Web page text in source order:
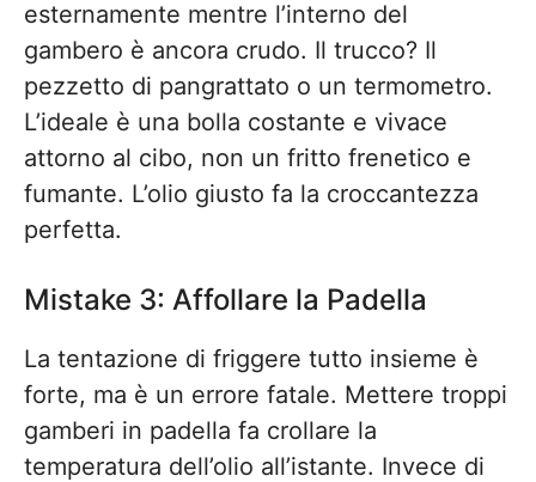
esternamente mentre l’interno del
gambero è ancora crudo. Il trucco? Il
pezzetto di pangrattato o un termometro.
L’ideale è una bolla costante e vivace
attorno al cibo, non un fritto frenetico e
fumante. L’olio giusto fa la croccantezza
perfetta.
Mistake 3: Affollare la Padella
La tentazione di friggere tutto insieme è
forte, ma è un errore fatale. Mettere troppi
gamberi in padella fa crollare la
temperatura dell’olio all’istante. Invece di